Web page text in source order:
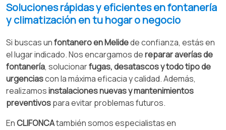
Soluciones rápidas y eficientes en fontanería
y climatización en tu hogar o negocio
Si buscas unfontanero en Melidede confianza, estás en
el lugar indicado. Nos encargamos dereparar averías de
fontanería, solucionarfugas, desatascos y todo tipo de
urgenciascon la máxima eficacia y calidad. Además,
realizamosinstalaciones nuevas y mantenimientos
preventivospara evitar problemas futuros.
EnCLIFONCAtambién somos especialistas en